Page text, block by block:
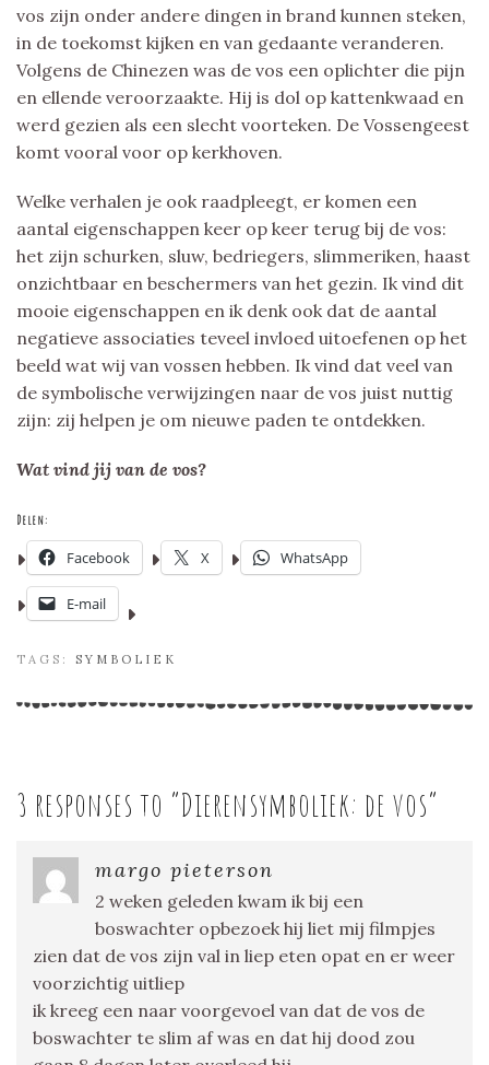
vos zijn onder andere dingen in brand kunnen steken,
in de toekomst kijken en van gedaante veranderen.
Volgens de Chinezen was de vos een oplichter die pijn
en ellende veroorzaakte. Hij is dol op kattenkwaad en
werd gezien als een slecht voorteken. De Vossengeest
komt vooral voor op kerkhoven.
Welke verhalen je ook raadpleegt, er komen een
aantal eigenschappen keer op keer terug bij de vos:
het zijn schurken, sluw, bedriegers, slimmeriken, haast
onzichtbaar en beschermers van het gezin. Ik vind dit
mooie eigenschappen en ik denk ook dat de aantal
negatieve associaties teveel invloed uitoefenen op het
beeld wat wij van vossen hebben. Ik vind dat veel van
de symbolische verwijzingen naar de vos juist nuttig
zijn: zij helpen je om nieuwe paden te ontdekken.
Wat vind jij van de vos?
Delen:
Facebook X WhatsApp
E-mail
TAGS: SYMBOLIEK
3 responses to “Dierensymboliek: de vos”
margo pieterson
2 weken geleden kwam ik bij een
boswachter opbezoek hij liet mij filmpjes
zien dat de vos zijn val in liep eten opat en er weer
voorzichtig uitliep
ik kreeg een naar voorgevoel van dat de vos de
boswachter te slim af was en dat hij dood zou